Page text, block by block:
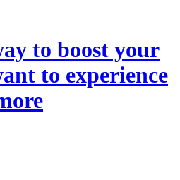
to boost your
to experience